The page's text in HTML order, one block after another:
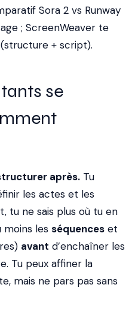
Sora 2 vs Runway
; ScreenWeaver te
+ script).
se
après. Tu
les actes et les
tu ne sais plus où tu en
moins les séquences et
avant d’enchaîner les
Tu peux affiner la
mais ne pars pas sans